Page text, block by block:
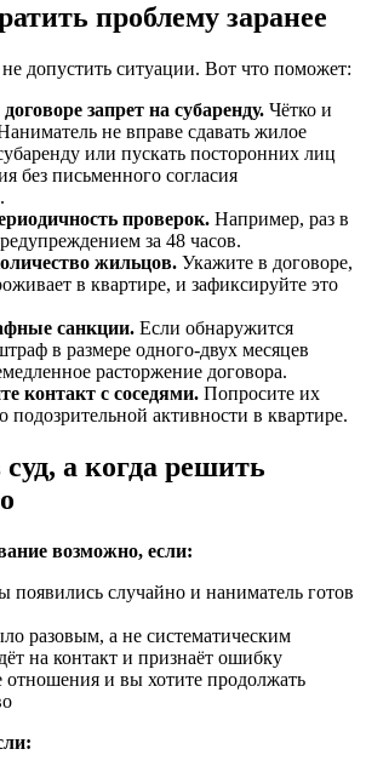
проблему заранее
допустить ситуации. Вот что поможет:
запрет на субаренду. Чётко и
не вправе сдавать жилое
или пускать посторонних лиц
без письменного согласия
проверок. Например, раз в
за 48 часов.
жильцов. Укажите в договоре,
в квартире, и зафиксируйте это
санкции. Если обнаружится
в размере одного-двух месяцев
расторжение договора.
контакт с соседями. Попросите их
подозрительной активности в квартире.
а когда решить
возможно, если:
появились случайно и наниматель готов
разовым, а не систематическим
на контакт и признаёт ошибку
и вы хотите продолжать